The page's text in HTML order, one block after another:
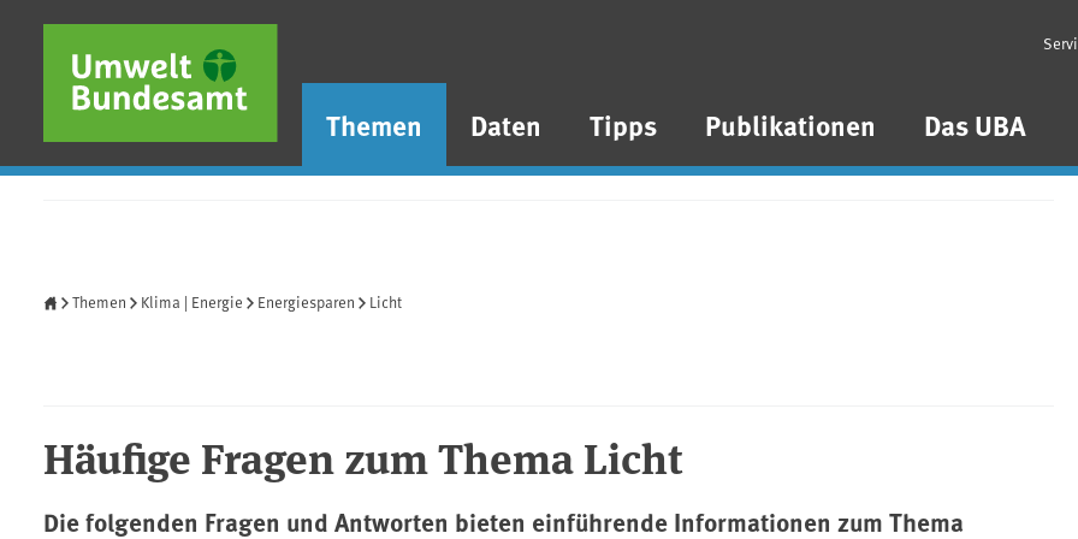
Direkt zum Inhalt
Direkt zum Hauptmenü
Direkt zur Fußzeile
Themen Daten Tipps Publikationen Das UBA
Themen Klima | Energie Energiesparen Licht
Häufige Fragen zum Thema Licht
Die folgenden Fragen und Antworten bieten einführende Informationen zum Thema